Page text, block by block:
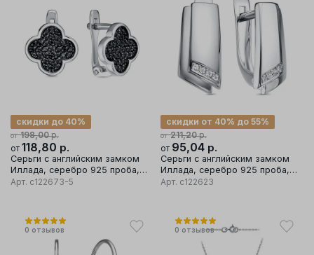
от 198,00р.
скидки до 40%
от 118,80 р.
Серьги с английским замком
Иллада, серебро 925 проба,
вставка фианит
Арт. с122673-5
от 211,20р.
скидки от 40% до 55%
от 95,04 р.
Серьги с английским замком
Иллада, серебро 925 проба,
вставка фианит
Арт. с122623
0 отзывов 0 отзывов